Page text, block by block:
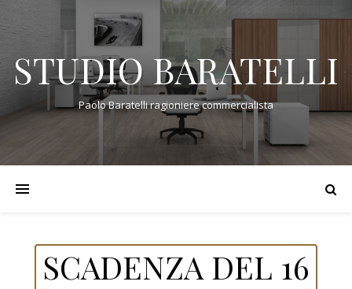
STUDIO BARATELLI
Paolo Baratelli ragioniere commercialista
SCADENZA DEL 16